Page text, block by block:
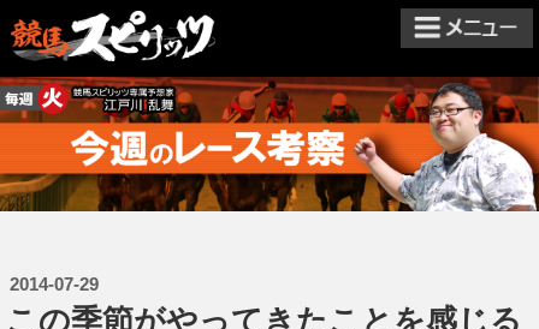
2014-07-29
この季節がやってきたことを感じる